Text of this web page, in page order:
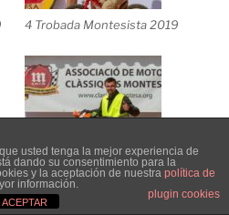
4 Trobada Montesista 2019
4 Trobada Montesista 2019
usted tenga la mejor experiencia de
dando su consentimiento para la
y la aceptación de nuestra política de
información.
plugin cookies
ACEPTAR